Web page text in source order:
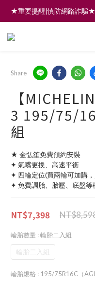
註冊會員享200元購物金
★重要提醒|慎防網路詐騙★
註冊會員享200元購物
Share
【
3 195/75/
組
★ 金弘笙免費預約安裝
✦ 氣嘴更換、高速平衡
✦ 四輪定位(買兩輪可加購
✦ 免費調胎、胎壓、底盤等
NT$7,398
輪胎數量 : 輪胎二入組
輪胎二入組
輪胎規格 : 195/75R16C（